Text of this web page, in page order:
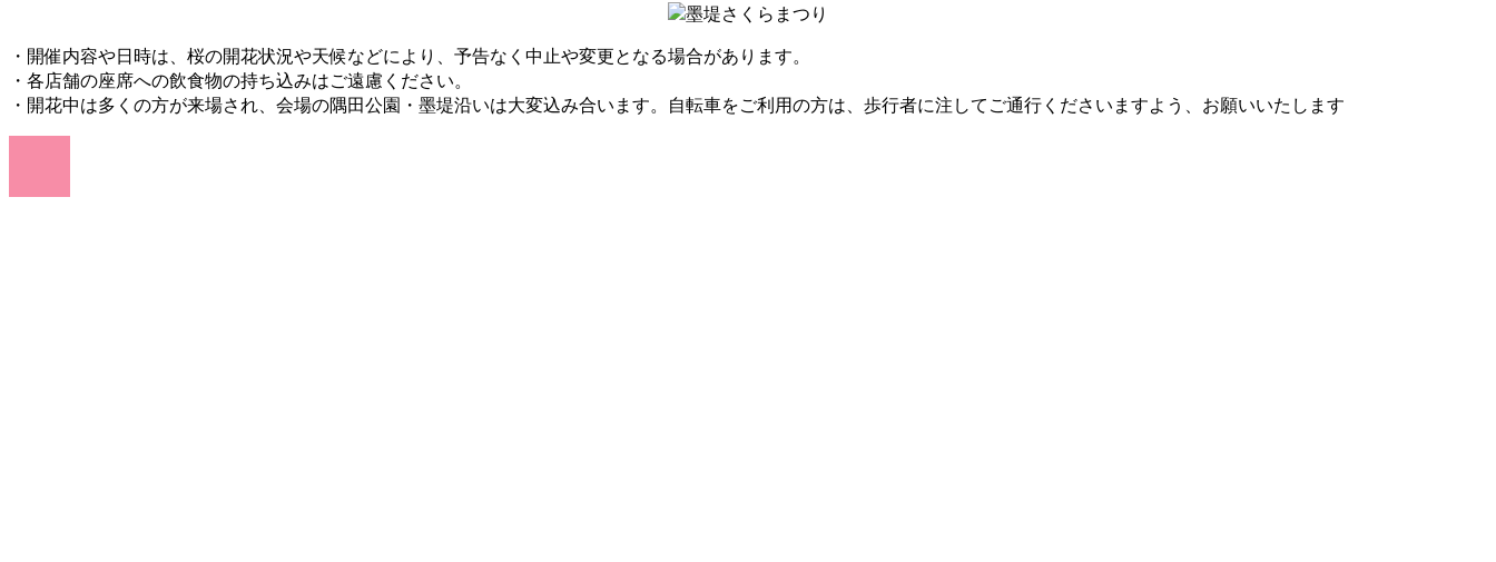
・開催内容や日時は、桜の開花状況や天候などにより、予告なく中止や変更となる場合があります。
・各店舗の座席への飲食物の持ち込みはご遠慮ください。
・開花中は多くの方が来場され、会場の隅田公園・墨堤沿いは大変込み合います。自転車をご利用の方は、歩行者に注してご通行くださいますよう、お願いいたします
コ